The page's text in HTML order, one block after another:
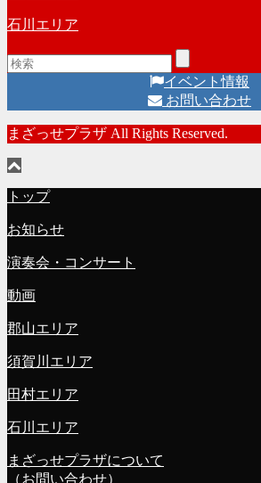
石川エリア
イベント情報
お問い合わせ
まざっせプラザ All Rights Reserved.
トップ
お知らせ
演奏会・コンサート
動画
郡山エリア
須賀川エリア
田村エリア
石川エリア
まざっせプラザについて
（お問い合わせ）